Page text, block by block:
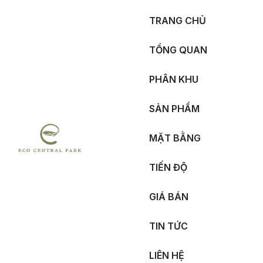
TRANG CHỦ
TỔNG QUAN
PHÂN KHU
SẢN PHẨM
MẶT BẰNG
TIẾN ĐỘ
GIÁ BÁN
TIN TỨC
LIÊN HỆ